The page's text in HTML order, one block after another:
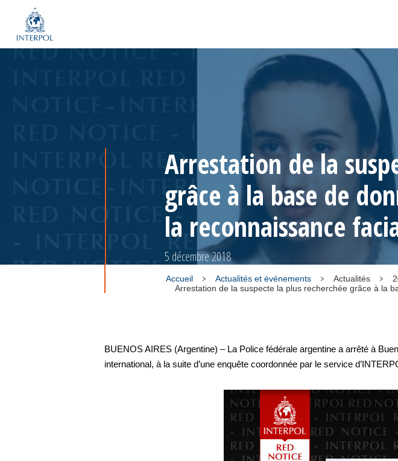
Arrestation de la
grâce à la base de
la reconnaissance
5 décembre 2018
Accueil Actualités et événements Actualités
Arrestation de la suspecte la plus recherchée grâce à la
BUENOS AIRES (Argentine) – La Police fédérale argentine a arrêté à
international, à la suite d’une enquête coordonnée par le service